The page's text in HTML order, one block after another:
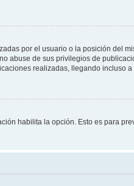
por el usuario o la posición del
abuse de sus privilegios de
realizadas, llegando incluso
habilita la opción. Esto es para